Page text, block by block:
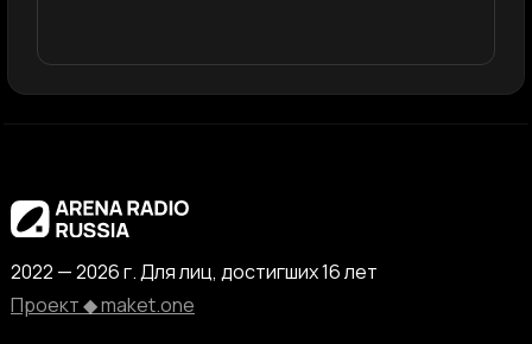
2022 — 2026 г. Для лиц, достигших 16 лет
Проект ◆ maket.one